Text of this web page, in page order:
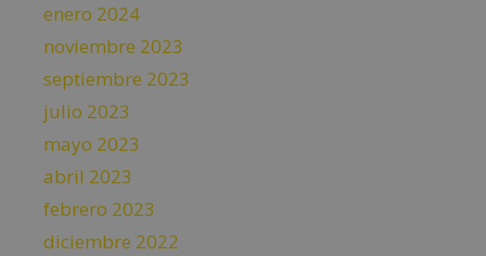
enero 2024
noviembre 2023
septiembre 2023
julio 2023
mayo 2023
abril 2023
febrero 2023
diciembre 2022